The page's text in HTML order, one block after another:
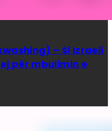
– Si Izraeli
për mbulimin e